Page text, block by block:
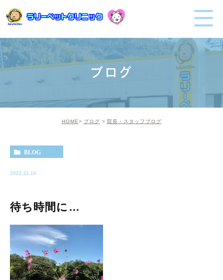
ブログ
HOME ブログ 院長・スタッフブログ
BLOG
2022.11.10
待ち時間に…